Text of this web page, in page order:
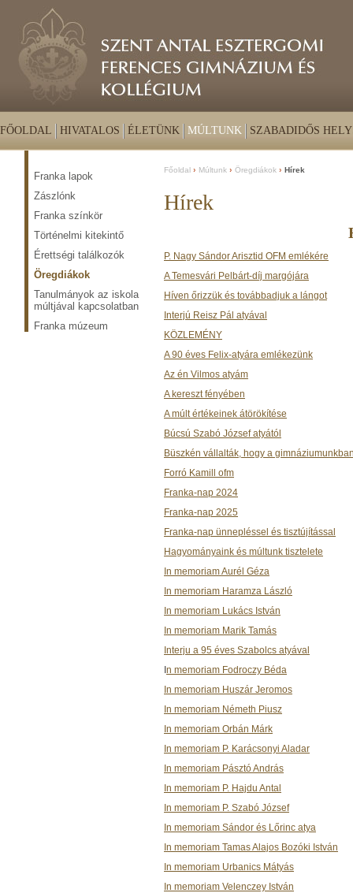
FŐOLDAL HIVATALOS ÉLETÜNK MÚLTUNK SZABADIDŐS
Franka lapok
Zászlónk
Franka színkör
Történelmi kitekintő
Érettségi találkozók
Öregdiákok
Tanulmányok az iskola
múltjával kapcsolatban
Franka múzeum
Főoldal Múltunk Öregdiákok Hírek
Hírek
P. Nagy Sándor Arisztid OFM emlékére
A Temesvári Pelbárt-díj margójára
Híven őrizzük és továbbadjuk a lángot
Interjú Reisz Pál atyával
KÖZLEMÉNY
A 90 éves Felix-atyára emlékezünk
Az én Vilmos atyám
A kereszt fényében
A múlt értékeinek átörökítése
Búcsú Szabó József atyától
Büszkén vállalták, hogy a
Forró Kamill ofm
Franka-nap 2024
Franka-nap 2025
Franka-nap ünnepléssel és tisztújítással
Hagyományaink és múltunk tisztelete
In memoriam Aurél Géza
In memoriam Haramza László
In memoriam Lukács István
In memoriam Marik Tamás
Interju a 95 éves Szabolcs atyával
n memoriam Fodroczy Béda
In memoriam Huszár Jeromos
In memoriam Németh Piusz
In memoriam Orbán Márk
In memoriam P. Karácsonyi Aladar
In memoriam Pásztó András
In memoriam P. Hajdu Antal
In memoriam P. Szabó József
In memoriam Sándor és Lőrinc atya
In memoriam Tamas Alajos Bozóki István
In memoriam Urbanics Mátyás
In memoriam Velenczey István